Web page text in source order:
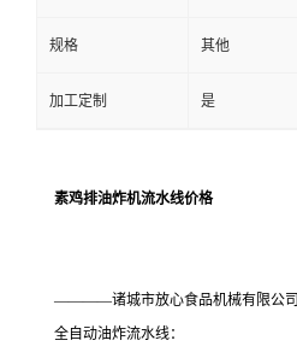
规格 其他
加工定制 是
素鸡排油炸机流水线价格
————诸城市放心食品机械有限公司
全自动油炸流水线：